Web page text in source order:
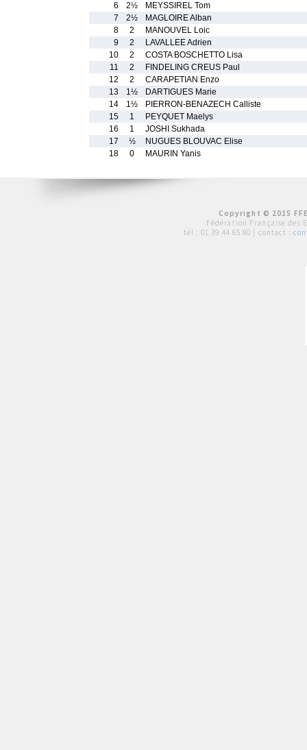
6
2½
MEYSSIREL Tom
7
2½
MAGLOIRE Alban
8
2
MANOUVEL Loic
9
2
LAVALLEE Adrien
10
2
COSTA BOSCHETTO Lisa
11
2
FINDELING CREUS Paul
12
2
CARAPETIAN Enzo
13
1½
DARTIGUES Marie
14
1½
PIERRON-BENAZECH Calliste
15
1
PEYQUET Maelys
16
1
JOSHI Sukhada
17
½
NUGUES BLOUVAC Elise
18
0 MAURIN Yanis
Copyright © 2015
Fédération Française des
tél : 01 39 44 65 80 | contact :